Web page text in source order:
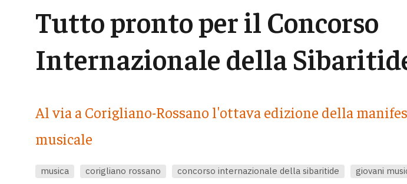
Tutto pronto per il Concorso
Internazionale della
Al via a Corigliano-Rossano l'ottava edizione della
musicale
musica corigliano rossano concorso internazionale della sibaritide giovani